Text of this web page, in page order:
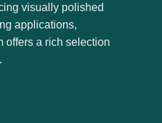
visually polished
applications,
offers a rich selection